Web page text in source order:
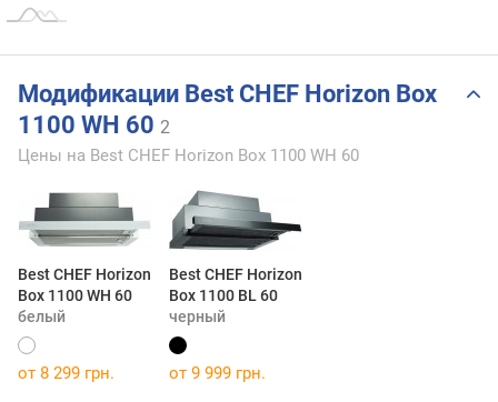
Модификации Best CHEF Horizon Box
1100 WH 60 2
Цены на Best CHEF Horizon Box 1100 WH 60
Best CHEF Horizon
Box 1100 WH 60
белый
Best CHEF Horizon
Box 1100 BL 60
черный
от 8 299 грн. от 9 999 грн.